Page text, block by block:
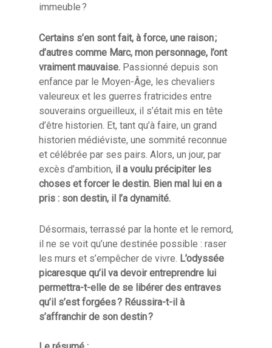
immeuble ?
Certains s’en sont fait, à force, une raison ;
d’autres comme Marc, mon personnage, l’ont
vraiment mauvaise. Passionné depuis son
enfance par le Moyen-Âge, les chevaliers
valeureux et les guerres fratricides entre
souverains orgueilleux, il s’était mis en tête
d’être historien. Et, tant qu’à faire, un grand
historien médiéviste, une sommité reconnue
et célébrée par ses pairs. Alors, un jour, par
excès d’ambition, il a voulu précipiter les
choses et forcer le destin. Bien mal lui en a
pris : son destin, il l’a dynamité.
Désormais, terrassé par la honte et le remord,
il ne se voit qu’une destinée possible : raser
les murs et s’empêcher de vivre. L’odyssée
picaresque qu’il va devoir entreprendre lui
permettra-t-elle de se libérer des entraves
qu’il s’est forgées ? Réussira-t-il à
s’affranchir de son destin ?